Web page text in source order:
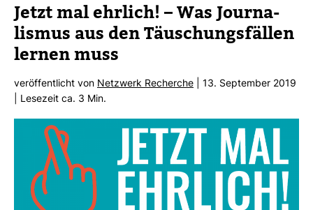
Jetzt mal ehr­lich! – Was Jour­na­
lismus aus den Täu­schungs­fällen
lernen muss
ver­öf­fent­licht von Netz­werk Recherche | 13. Sep­tember 2019
| Lese­zeit ca. 3 Min.